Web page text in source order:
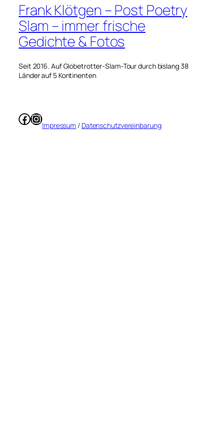
Frank Klötgen – Post Poetry
Slam – immer frische
Gedichte & Fotos
Seit 2016. Auf Globetrotter-Slam-Tour durch bislang 38
Länder auf 5 Kontinenten
Facebook
Instagram
Impressum / Datenschutzvereinbarung